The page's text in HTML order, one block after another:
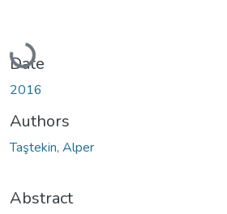
Loading...
Date
2016
Authors
Taştekin, Alper
Abstract